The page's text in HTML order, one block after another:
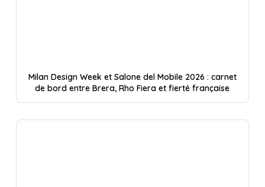
Milan Design Week et Salone del Mobile 2026 : carnet
de bord entre Brera, Rho Fiera et fierté française